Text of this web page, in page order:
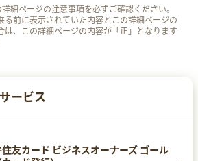
細ページの注意事項を必ずご確認ください。
る前に表示されていた内容とこの詳細ページの
は、この詳細ページの内容が「正」となります
ービス
住友カード ビジネスオーナーズ ゴール